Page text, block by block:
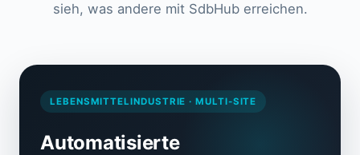
sieh, was andere mit SdbHub erreichen.
LEBENSMITTELINDUSTRIE · MULTI-SITE
Automatisierte